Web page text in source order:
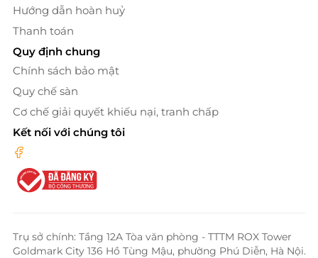
Hướng dẫn hoàn huỷ
Thanh toán
Quy định chung
Chính sách bảo mật
Quy chế sàn
Cơ chế giải quyết khiếu nại, tranh chấp
Kết nối với chúng tôi
Trụ sở chính: Tầng 12A Tòa văn phòng - TTTM ROX Tower
Goldmark City 136 Hồ Tùng Mậu, phường Phú Diễn, Hà Nội.